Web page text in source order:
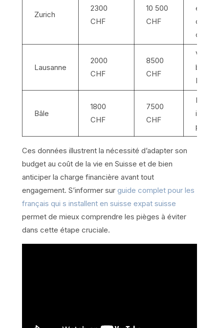
Zurich
2300
CHF
10 500
CHF
Lausanne
2000
CHF
8500
CHF
Ville
bords
Léman
Bâle
1800
CHF
7500
CHF
Ces données illustrent la nécessité d’adapter son
budget au coût de la vie en Suisse et de bien
anticiper la charge financière avant tout
engagement. S’informer sur guide complet pour les
français qui s installent en suisse expat suisse
permet de mieux comprendre les pièges à éviter
dans cette étape cruciale.